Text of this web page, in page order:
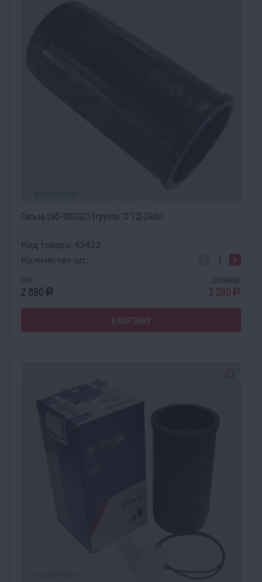
В НАЛИЧИИ
Гильза 240-1002021 (группа "С") Д-240х1
Код товара: 45422
Количество шт:
опт
2 890 a
розница
3 280 a
В КОРЗИНУ
В НАЛИЧИИ